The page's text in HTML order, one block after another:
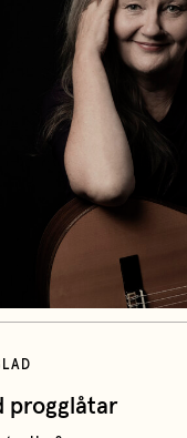
progglåtar